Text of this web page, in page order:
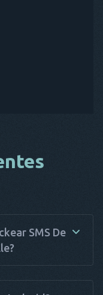
SMS De
acesso físico ao